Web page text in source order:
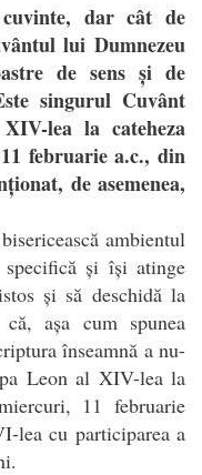
dar cât de
lui Dumnezeu
de sens și de
singurul Cuvânt
lea la cateheza
februarie a.c., din
de asemenea,
ambientul
și își atinge
și să deschidă la
așa cum spunea
înseamnă a nu-
Leon al XIV-lea la
11 februarie
lea cu participarea a